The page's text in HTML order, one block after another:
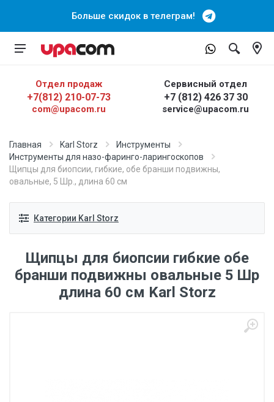
Больше скидок в телеграм!
Отдел продаж
+7(812) 210-07-73
com@upacom.ru
Сервисный отдел
+7 (812) 426 37 30
service@upacom.ru
Главная Karl Storz
Инструменты
Инструменты для назо-фаринго-ларингоскопов
Щипцы для биопсии, гибкие, обе бранши подвижны,
овальные, 5 Шр., длина 60 см
Категории Karl Storz
Щипцы для биопсии гибкие обе
бранши подвижны овальные 5 Шр
длина 60 см Karl Storz